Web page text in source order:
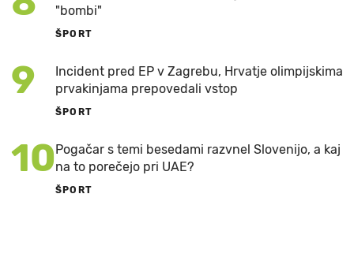
"bombi"
ŠPORT
9
Incident pred EP v Zagrebu, Hrvatje olimpijskima
prvakinjama prepovedali vstop
ŠPORT
10 Pogačar s temi besedami razvnel Slovenijo, a kaj
na to porečejo pri UAE?
ŠPORT